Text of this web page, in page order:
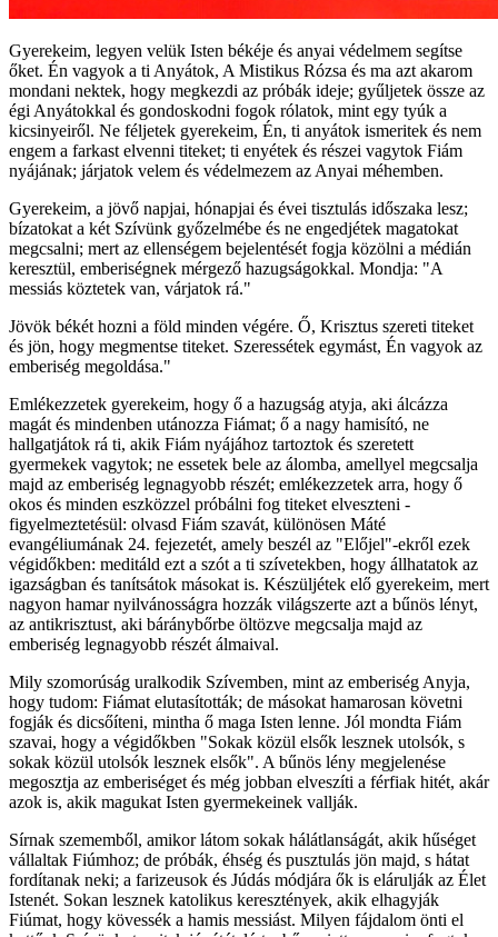
Gyerekeim, legyen velük Isten békéje és anyai védelmem segítse
őket. Én vagyok a ti Anyátok, A Mistikus Rózsa és ma azt akarom
mondani nektek, hogy megkezdi az próbák ideje; gyűljetek össze az
égi Anyátokkal és gondoskodni fogok rólatok, mint egy tyúk a
kicsinyeiről. Ne féljetek gyerekeim, Én, ti anyátok ismeritek és nem
engem a farkast elvenni titeket; ti enyétek és részei vagytok Fiám
nyájának; járjatok velem és védelmezem az Anyai méhemben.
Gyerekeim, a jövő napjai, hónapjai és évei tisztulás időszaka lesz;
bízatokat a két Szívünk győzelmébe és ne engedjétek magatokat
megcsalni; mert az ellenségem bejelentését fogja közölni a médián
keresztül, emberiségnek mérgező hazugságokkal. Mondja: "A
messiás köztetek van, várjatok rá."
Jövök békét hozni a föld minden végére. Ő, Krisztus szereti titeket
és jön, hogy megmentse titeket. Szeressétek egymást, Én vagyok az
emberiség megoldása."
Emlékezzetek gyerekeim, hogy ő a hazugság atyja, aki álcázza
magát és mindenben utánozza Fiámat; ő a nagy hamisító, ne
hallgatjátok rá ti, akik Fiám nyájához tartoztok és szeretett
gyermekek vagytok; ne essetek bele az álomba, amellyel megcsalja
majd az emberiség legnagyobb részét; emlékezzetek arra, hogy ő
okos és minden eszközzel próbálni fog titeket elveszteni -
figyelmeztetésül: olvasd Fiám szavát, különösen Máté
evangéliumának 24. fejezetét, amely beszél az "Előjel"-ekről ezek
végidőkben: meditáld ezt a szót a ti szívetekben, hogy állhatatok az
igazságban és tanítsátok másokat is. Készüljétek elő gyerekeim, mert
nagyon hamar nyilvánosságra hozzák világszerte azt a bűnös lényt,
az antikrisztust, aki báránybőrbe öltözve megcsalja majd az
emberiség legnagyobb részét álmaival.
Mily szomorúság uralkodik Szívemben, mint az emberiség Anyja,
hogy tudom: Fiámat elutasították; de másokat hamarosan követni
fogják és dicsőíteni, mintha ő maga Isten lenne. Jól mondta Fiám
szavai, hogy a végidőkben "Sokak közül elsők lesznek utolsók, s
sokak közül utolsók lesznek elsők". A bűnös lény megjelenése
megosztja az emberiséget és még jobban elveszíti a férfiak hitét, akár
azok is, akik magukat Isten gyermekeinek vallják.
Sírnak szememből, amikor látom sokak hálátlanságát, akik hűséget
vállaltak Fiúmhoz; de próbák, éhség és pusztulás jön majd, s hátat
fordítanak neki; a farizeusok és Júdás módjára ők is elárulják az Élet
Istenét. Sokan lesznek katolikus keresztények, akik elhagyják
Fiúmat, hogy kövessék a hamis messiást. Milyen fájdalom önti el